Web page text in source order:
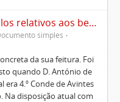
Inventário dos títulos relativos aos bens pertencentes aos Morgados administrados pelo Conde de Avintes
simples
da sua feitura. Foi
quando D. António de
era 4.º Conde de Avintes
Na disposição atual com